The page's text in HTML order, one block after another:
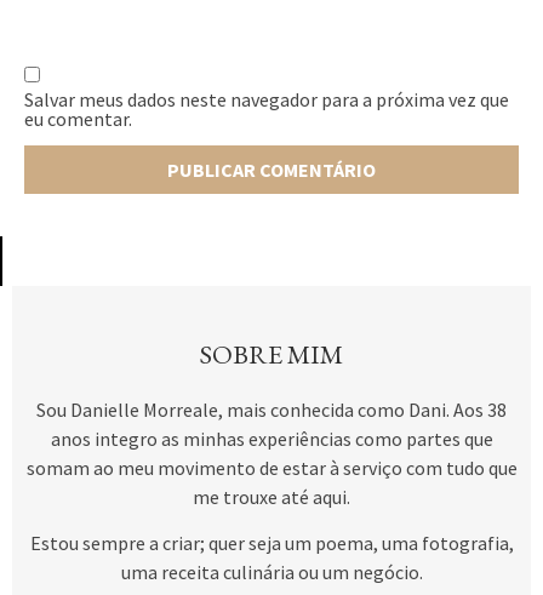
Salvar meus dados neste navegador para a próxima vez que
eu comentar.
SOBRE MIM
Sou Danielle Morreale, mais conhecida como Dani. Aos 38
anos integro as minhas experiências como partes que
somam ao meu movimento de estar à serviço com tudo que
me trouxe até aqui.
Estou sempre a criar; quer seja um poema, uma fotografia,
uma receita culinária ou um negócio.